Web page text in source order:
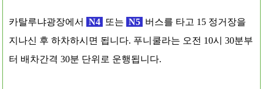
카탈루냐광장에서 N4 또는 N5 버스를 타고 15 정거장을
지나신 후 하차하시면 됩니다. 푸니쿨라는 오전 10시 30분부
터 배차간격 30분 단위로 운행됩니다.